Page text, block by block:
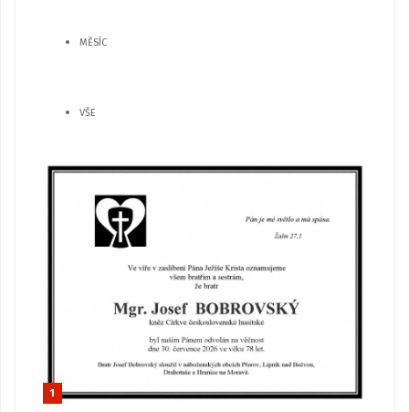
MĚSÍC
VŠE
1